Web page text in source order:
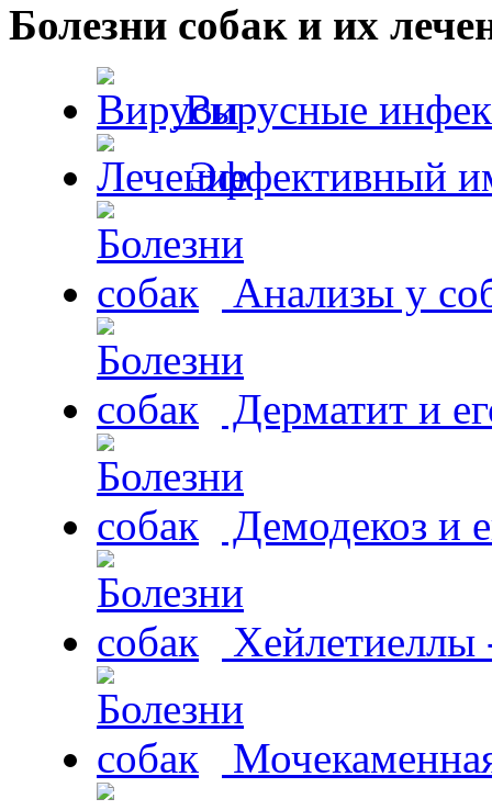
Болезни собак и их
Вирусные
Эффективный
Анализы у
Дерматит и
Демодекоз и